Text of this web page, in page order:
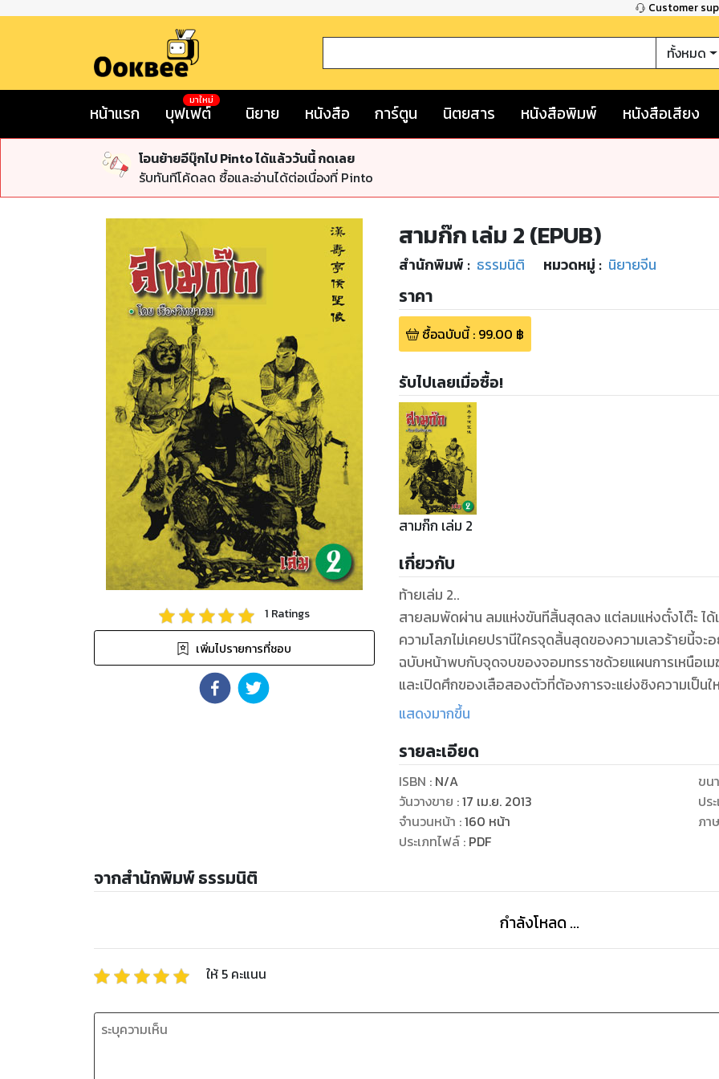
Customer
ทั้งหมด
หน้าแรก บุฟเฟต์
มาใหม่
นิยาย หนังสือ การ์ตูน นิตยสาร หนังสือพิมพ์ หนังสือเสียง
โอนย้ายอีบุ๊กไป Pinto ได้แล้ววันนี้ กดเลย
รับทันทีโค้ดลด ซื้อและอ่านได้ต่อเนื่องที่ Pinto
1 Ratings
เพิ่มไปรายการที่ชอบ
สามก๊ก เล่ม 2 (EPUB)
สำนักพิมพ์ : ธรรมนิติ หมวดหมู่ : นิยายจีน
ราคา
ซื้อฉบับนี้: 99.00 ฿
รับไปเลยเมื่อซื้อ!
สามก๊ก เล่ม 2
เกี่ยวกับ
ท้ายเล่ม 2..
สายลมพัดผ่าน ลมแห่งขันทีสิ้นสุดลง แต่ลมแห่งตั๋งโต๊ะ ได้
ความโลภไม่เคยปรานีใครจุดสิ้นสุดของความเลวร้ายนี้จะ
ฉบับหน้าพบกับจุดจบของจอมทรราชด้วยแผนการเหนือเม
และเปิดศึกของเสือสองตัวที่ต้องการจะแย่งชิงความเป็น
ใครจะเป็นฝ่ายคว้าชัยในการรบครั้งนี้ แผ่นดินจะเป็นอย่างไร
แสดงมากขึ้น
รายละเอียด
ISBN : N/A
วันวางขาย :17 เม.ย. 2013
จำนวนหน้า :160 หน้า
ประเภทไฟล์: PDF
ขน
ปร
ภา
จากสำนักพิมพ์ ธรรมนิติ
กำลังโหลด ...
ให้ 5 คะแนน